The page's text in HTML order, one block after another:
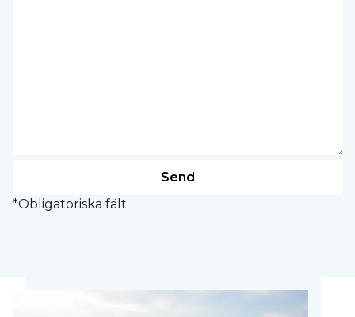
*Obligatoriska fält